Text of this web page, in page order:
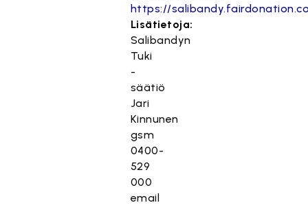
https://
Lisätietoja:
Salibandyn
Tuki
-
säätiö
Jari
Kinnunen
gsm
0400-
529
000
email